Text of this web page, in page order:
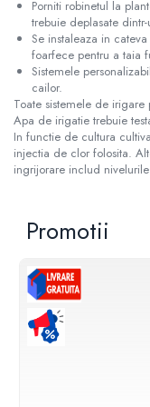
inversa
Ultrafiltrare
apa de retea
Cartuse si Filtre
Echipamente HORECA
Filtre apa cu purjare
Sterilizatoare UV
Carcase Filtre apa
Accesorii consumabile
dedurizatoare apa
Pompe si Vase
Pompe recirculare
Pompe si Hidrofoare
Piese Pompe si
Vase expansiune
Pompe Submersibile
Pompe ape uzate
Teava corugata si fitinguri
canalizare
Capace si sifoane
Fitinguri PP canalizare
Camin canalizare, vizitare,
Accesorii consumabile
Para palarii furtune de
Baterii bideu
Baterii pisoar
Chiuvete si lavoare
Lavoare baie
Chiuvete Bucatarie
Accesorii chiuvete si
Baterii sanitare
Accesorii
Vase WC
Rezervoare incastrate
Rezervoare, rame
Acumulatoare puffere
Boilere cu una sau mai
Boilere Tank in Tank
Boilere cu pompa de
Boilere: instanturi pe Gaz
Radiatoare,
Ventiloconvectoare
Accesorii
Elementi Radiatoare
Radiatoare otel Radox
Robineti si accesorii
Convectoare electrice
Radiatoare Otel Copa
Radiatoare Otel Purmo
Porniti robinetul la
trebuie deplasate
Se instaleaza in
foarfece pentru a taia
Sistemele
cailor.
Toate sistemele de
Apa de irigatie trebuie
In functie de cultura
injectia de clor folosita.
ingrijorare includ
Promotii